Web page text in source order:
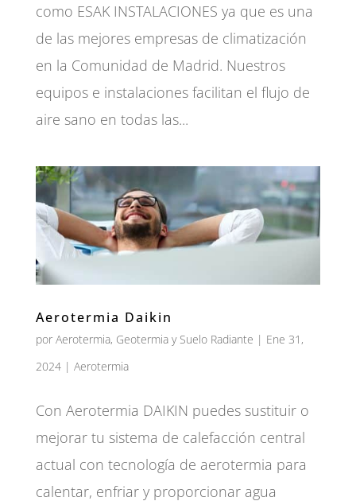
como ESAK INSTALACIONES ya que es una
de las mejores empresas de climatización
en la Comunidad de Madrid. Nuestros
equipos e instalaciones facilitan el flujo de
aire sano en todas las...
Aerotermia Daikin
por Aerotermia, Geotermia y Suelo Radiante | Ene 31,
2024| Aerotermia
Con Aerotermia DAIKIN puedes sustituir o
mejorar tu sistema de calefacción central
actual con tecnología de aerotermia para
calentar, enfriar y proporcionar agua